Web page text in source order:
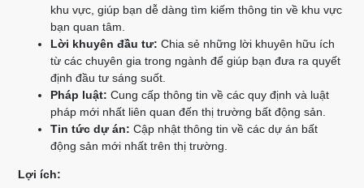
khu vực, giúp bạn dễ dàng tìm kiếm thông tin về khu vực
bạn quan tâm.
Lời khuyên đầu tư: Chia sẻ những lời khuyên hữu ích
từ các chuyên gia trong ngành để giúp bạn đưa ra quyết
định đầu tư sáng suốt.
Pháp luật: Cung cấp thông tin về các quy định và luật
pháp mới nhất liên quan đến thị trường bất động sản.
Tin tức dự án: Cập nhật thông tin về các dự án bất
động sản mới nhất trên thị trường.
Lợi ích: